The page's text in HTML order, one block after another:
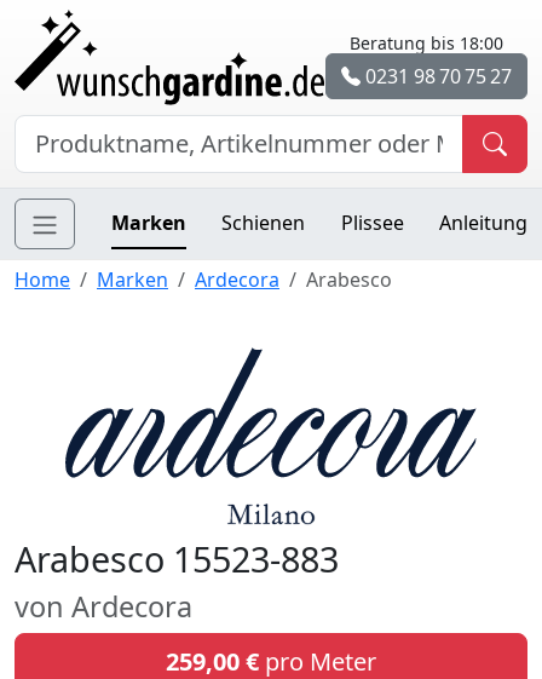
Beratung bis 18:00
0231 98 70 75 27
Marken Schienen Plissee Anleitung
Home Marken Ardecora Arabesco
Arabesco 15523-883
von Ardecora
259,00 € pro Meter